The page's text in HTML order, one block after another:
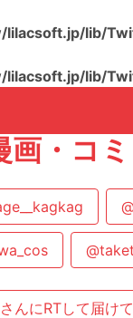
lilacsoft.jp/lib/
lilacsoft.jp/lib/
・コ
んにRTして届け